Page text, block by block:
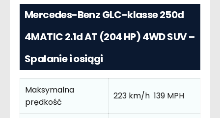
Mercedes-Benz GLC-klasse 250d
4MATIC 2.1d AT (204 HP) 4WD SUV –
Spalanie i osiągi
Maksymalna
prędkość
223 km/h 139 MPH